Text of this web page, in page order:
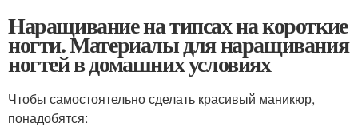
Наращивание на типсах на короткие
ногти. Материалы для наращивания
ногтей в домашних условиях
Чтобы самостоятельно сделать красивый маникюр,
понадобятся: